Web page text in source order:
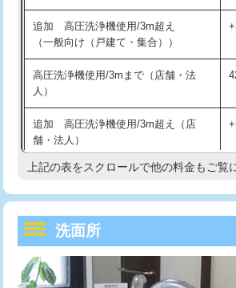
マス交換（深さ50㎝以上）
コンクリート斫り（厚さ10㎝まで）
コンクリート斫り（厚さ10㎝超え）
モルタル補修（厚さ10㎝まで）
モルタル補修（厚さ10㎝超え）
洗面台設置
追加人工
廃棄・処分
持込商品取付（混合水栓）
給水管工事※（ホール加工)
給水管工事※（バンド止め)
給水管工事※（支持金具設置)
給水管工事※（保温材使用（バンド止
め込み）)
給水管工事※（土の掘削・埋め戻し作
業)
追加 高圧洗浄機使用/3m超え
（一般向け（戸建て・集合））
高圧洗浄機使用/3mまで（店舗・法
人）
追加 高圧洗浄機使用/3m超え（店
舗・法人）
高度高圧洗浄換
トーラー機使用/3mまで
追加トーラー機使用/3m超え
上記の表をスクロールで他の料金もご覧
洗面所